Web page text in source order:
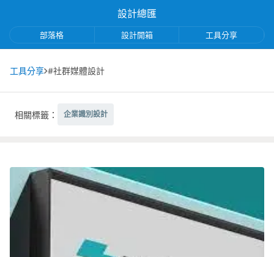
設計總匯
部落格 設計開箱 工具分享
工具分享 #社群媒體設計
相關標籤： 企業識別設計